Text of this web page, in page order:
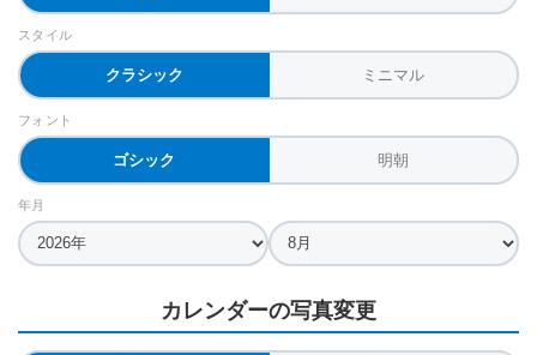
スタイル
クラシック ミニマル
フォント
ゴシック 明朝
年月
カレンダーの写真変更